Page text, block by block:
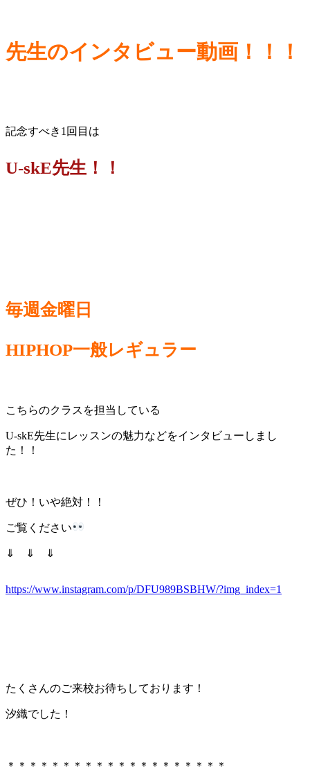
先生のインタビュー動画！！！
記念すべき1回目は
U-skE先生！！
毎週金曜日
HIPHOP一般レギュラー
こちらのクラスを担当している
U-skE先生にレッスンの魅力などをインタビューしまし
た！！
ぜひ！いや絶対！！
ご覧ください
⇓ ⇓ ⇓
https://www.instagram.com/p/DFU989BSBHW/?img_index=1
たくさんのご来校お待ちしております！
汐織でした！
＊＊＊＊＊＊＊＊＊＊＊＊＊＊＊＊＊＊＊＊